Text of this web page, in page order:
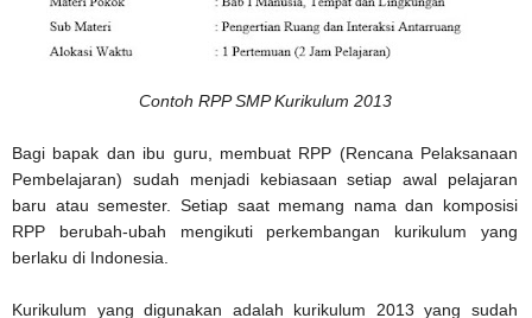
Contoh RPP SMP Kurikulum 2013
Bagi bapak dan ibu guru, membuat RPP (Rencana Pelaksanaan
Pembelajaran) sudah menjadi kebiasaan setiap awal pelajaran
baru atau semester. Setiap saat memang nama dan komposisi
RPP berubah-ubah mengikuti perkembangan kurikulum yang
berlaku di Indonesia.
Kurikulum yang digunakan adalah kurikulum 2013 yang sudah